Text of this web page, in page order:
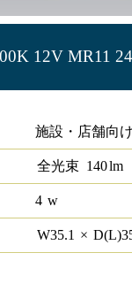
12V MR11
施設・店舗向
全光束 140lm
4 w
W35.1 × D(L)